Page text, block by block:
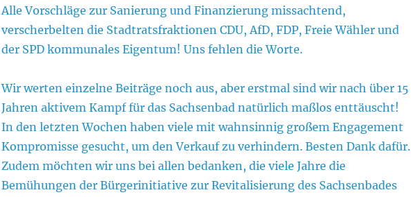
Alle Vorschläge zur Sanierung und Finanzierung missachtend,
verscherbelten die Stadtratsfraktionen CDU, AfD, FDP, Freie Wähler und
der SPD kommunales Eigentum! Uns fehlen die Worte.
Wir werten einzelne Beiträge noch aus, aber erstmal sind wir nach über 15
Jahren aktivem Kampf für das Sachsenbad natürlich maßlos enttäuscht!
In den letzten Wochen haben viele mit wahnsinnig großem Engagement
Kompromisse gesucht, um den Verkauf zu verhindern. Besten Dank dafür.
Zudem möchten wir uns bei allen bedanken, die viele Jahre die
Bemühungen der Bürgerinitiative zur Revitalisierung des Sachsenbades